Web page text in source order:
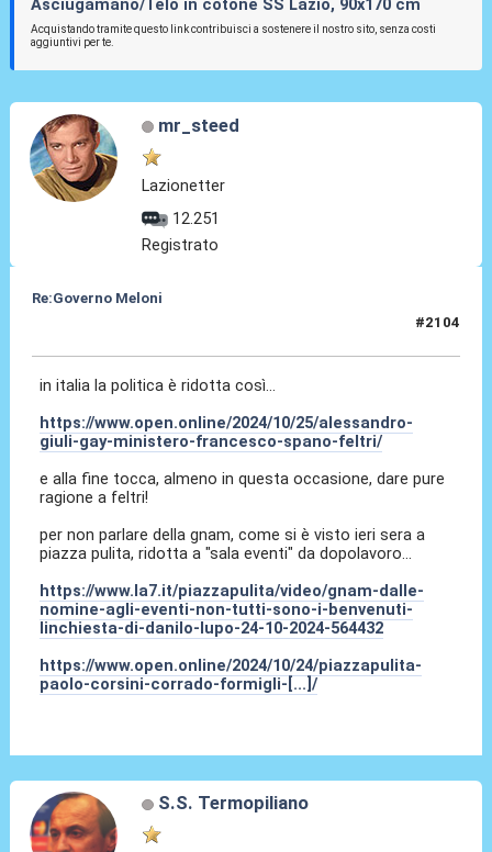
Asciugamano/Telo in cotone SS Lazio, 90x170 cm
Acquistando tramite questo link contribuisci a sostenere il nostro sito, senza costi
aggiuntivi per te.
mr_steed
Lazionetter
12.251
Registrato
Re:Governo Meloni
#2104
in italia la politica è ridotta così...
https://www.open.online/2024/10/25/alessandro-
giuli-gay-ministero-francesco-spano-feltri/
e alla fine tocca, almeno in questa occasione, dare pure
ragione a feltri!
per non parlare della gnam, come si è visto ieri sera a
piazza pulita, ridotta a "sala eventi" da dopolavoro...
https://www.la7.it/piazzapulita/video/gnam-dalle-
nomine-agli-eventi-non-tutti-sono-i-benvenuti-
linchiesta-di-danilo-lupo-24-10-2024-564432
https://www.open.online/2024/10/24/piazzapulita-
paolo-corsini-corrado-formigli-[...]/
S.S. Termopiliano